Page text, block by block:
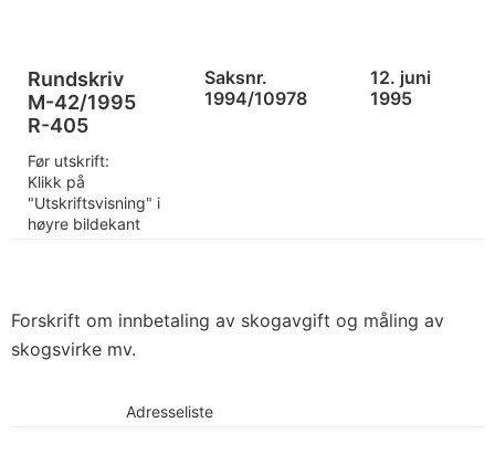
Rundskriv
M-42/1995
R-405
Før utskrift:
Klikk på
"Utskriftsvisning" i
høyre bildekant
Saksnr.
1994/10978
12. juni
1995
Forskrift om innbetaling av skogavgift og måling av
skogsvirke mv.
Adresseliste